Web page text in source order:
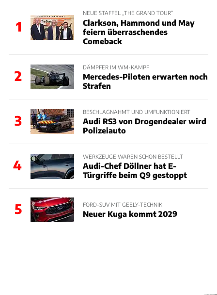
1
NEUE STAFFEL „THE GRAND TOUR“
Clarkson, Hammond und May
feiern überraschendes
Comeback
2
DÄMPFER IM WM-KAMPF
Mercedes-Piloten erwarten noch
Strafen
3
BESCHLAGNAHMT UND UMFUNKTIONIERT
Audi RS3 von Drogendealer wird
Polizeiauto
4
WERKZEUGE WAREN SCHON BESTELLT
Audi-Chef Döllner hat E-
Türgriffe beim Q9 gestoppt
5 FORD-SUV MIT GEELY-TECHNIK
Neuer Kuga kommt 2029